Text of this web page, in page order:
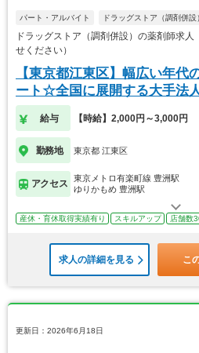
パート・アルバイト ドラッグストア（調剤併設
ドラッグストア（調剤併設）の薬剤師求
せください）
【東京都江東区】幅広い年
ート☆全国に展開する大手法
給与 【時給】2,000円～3,000円
勤務地 東京都 江東区
アクセス
東京メトロ有楽町線 豊洲駅
ゆりかもめ 豊洲駅
産休・育休取得実績有り スキルアップ 店舗数
求人の詳細を見る こ
更新日：2026年6月18日